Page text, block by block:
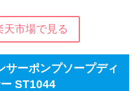
天市場で見る
ーポンプソープディ
ST1044